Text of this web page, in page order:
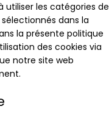
utiliser les catégories de
dans la
la présente politique
des cookies via
notre site web